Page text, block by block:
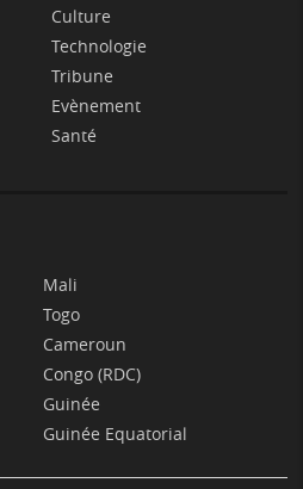
Culture
Technologie
Tribune
Evènement
Santé
Mali
Togo
Cameroun
Congo (RDC)
Guinée
Guinée Equatorial